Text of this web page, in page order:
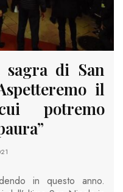
di San
il
potremo
in questo anno.